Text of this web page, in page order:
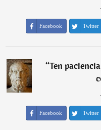
Facebook Twitter
“Ten
Facebook Twitter